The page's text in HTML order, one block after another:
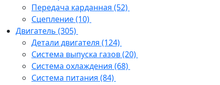
Передача карданная (52)
Сцепление(10)
Двигатель (305)
Детали двигателя (124)
Система выпуска газов(20)
Система охлаждения (68)
Система питания (84)